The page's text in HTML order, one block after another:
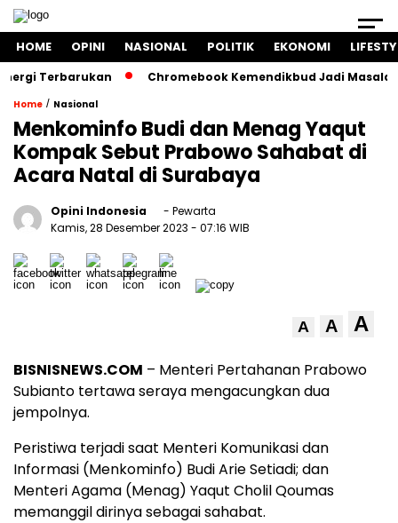
HOME OPINI NASIONAL POLITIK EKONOMI
Terbarukan Chromebook Kemendikbud Jadi Masalah
Home / Nasional
Menkominfo Budi dan Menag Yaqut
Kompak Sebut Prabowo Sahabat di
Acara Natal di Surabaya
Opini Indonesia
- Pewarta
Kamis, 28 Desember 2023 - 07:16 WIB
A A A
BISNISNEWS.COM – Menteri Pertahanan Prabowo
Subianto tertawa seraya mengacungkan dua
jempolnya.
Peristiwa terjadi saat Menteri Komunikasi dan
Informasi (Menkominfo) Budi Arie Setiadi; dan
Menteri Agama (Menag) Yaqut Cholil Qoumas
memanggil dirinya sebagai sahabat.